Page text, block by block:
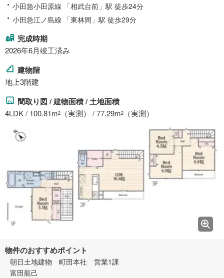
小田急小田原線 「相武台前」駅 徒歩24分
小田急江ノ島線 「東林間」駅 徒歩29分
完成時期
2026年6月竣工済み
建物階
地上3階建
間取り図 / 建物面積 / 土地面積
4LDK / 100.81m2 （実測） / 77.29m2 （実測）
物件のおすすめポイント
朝日土地建物 町田本社 営業1課
富田龍己